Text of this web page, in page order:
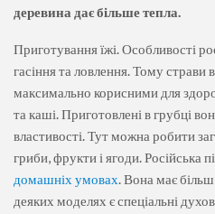
деревина дає більше тепла.
Приготування їжі. Особливості
гасіння та ловлення. Тому
максимально корисними для
та каші. Приготовлені в грубці
властивості. Тут можна робити
гриби, фрукти і ягоди. Російська
домашніх умовах. Вона має
деяких моделях є спеціальні